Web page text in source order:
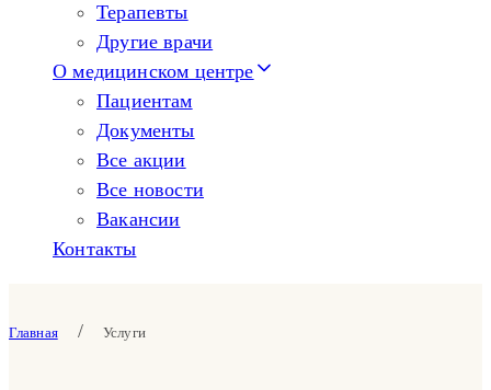
Терапевты
Другие врачи
О медицинском центре
Пациентам
Документы
Все акции
Все новости
Вакансии
Контакты
Главная / Услуги